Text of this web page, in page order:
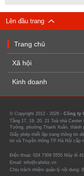
Lên đầu trang
Trang chủ
Xã hội
Kinh doanh
© Copyright 2012 - 2026 - Công ty
Tầng 17, 19, 20, 21 Toà nhà
Tưởng, phường Thanh Xuân, thành
Giấy phép thiết lập trang thông tin
tin và Truyền thông TP Hà Nội cấp
Điện thoại: 024 7309 5555 Máy lẻ
Email: info@cafebiz.vn
Chịu trách nhiệm quản lý nội dung: